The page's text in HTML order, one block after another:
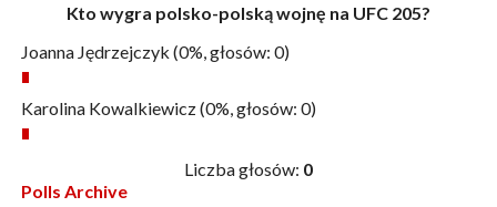
Kto wygra polsko-polską wojnę na UFC 205?
Joanna Jędrzejczyk (0%, głosów: 0)
Karolina Kowalkiewicz(0%, głosów: 0)
Liczba głosów: 0
Polls Archive